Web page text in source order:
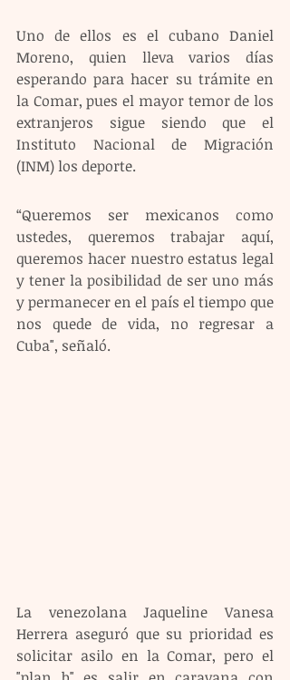
Uno de ellos es el cubano Daniel
Moreno, quien lleva varios días
esperando para hacer su trámite en
la Comar, pues el mayor temor de los
extranjeros sigue siendo que el
Instituto Nacional de Migración
(INM) los deporte.
“Queremos ser mexicanos como
ustedes, queremos trabajar aquí,
queremos hacer nuestro estatus legal
y tener la posibilidad de ser uno más
y permanecer en el país el tiempo que
nos quede de vida, no regresar a
Cuba", señaló.
La venezolana Jaqueline Vanesa
Herrera aseguró que su prioridad es
solicitar asilo en la Comar, pero el